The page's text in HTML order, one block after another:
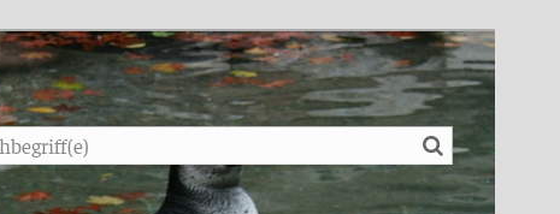
Suche